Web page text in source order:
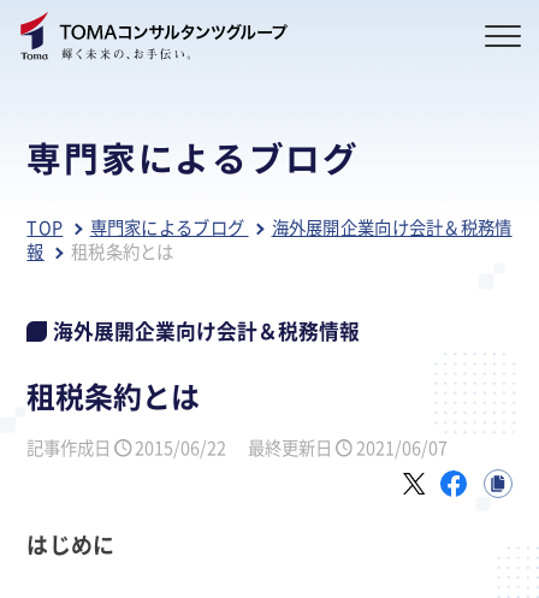
専門家によるブログ
TOP 専門家によるブログ
海外展開企業向け会計＆税務情
報
租税条約とは
海外展開企業向け会計＆税務情報
租税条約とは
記事作成日 2015/06/22 最終更新日 2021/06/07
はじめに